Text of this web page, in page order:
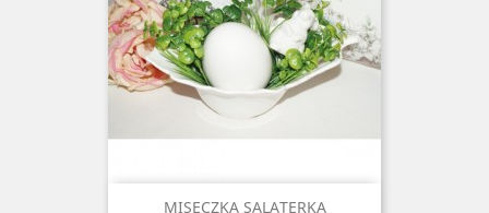
MISECZKA SALATERKA